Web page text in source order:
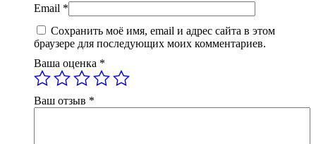
Email *
Сохранить моё имя, email и адрес сайта в этом
браузере для последующих моих комментариев.
Ваша оценка *
Ваш отзыв *